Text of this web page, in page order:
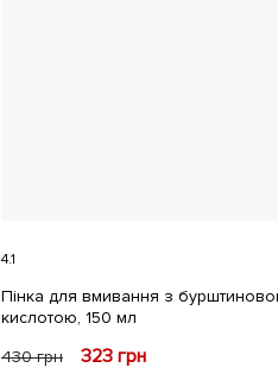
4.1
Пінка для вмивання з
кислотою, 150 мл
430грн 323 грн